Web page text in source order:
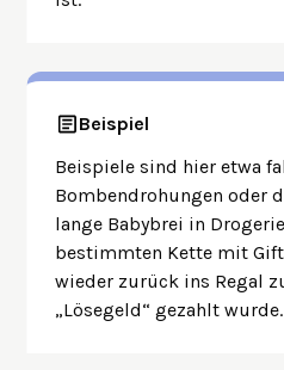
Beispiel
Beispiele sind hier etwa
Bombendrohungen oder
lange Babybrei in
bestimmten Kette mit
wieder zurück ins Regal
„Lösegeld“ gezahlt wurde.